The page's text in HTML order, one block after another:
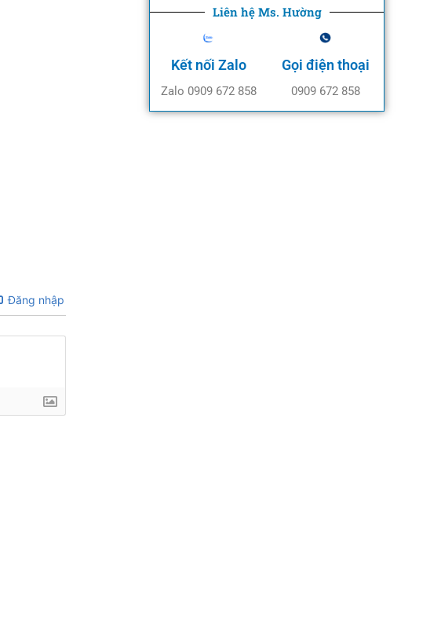
Đăng nhập
Liên hệ Ms. Hường
Kết nối Zalo
Zalo 0909 672 858
Gọi điện thoại
0909 672 858